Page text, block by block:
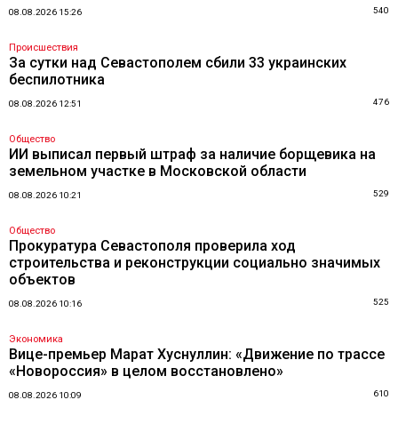
08.08.2026 15:26 540
Происшествия
За сутки над Севастополем сбили 33 украинских
беспилотника
08.08.2026 12:51 476
Общество
ИИ выписал первый штраф за наличие борщевика на
земельном участке в Московской области
08.08.2026 10:21 529
Общество
Прокуратура Севастополя проверила ход
строительства и реконструкции социально значимых
объектов
08.08.2026 10:16 525
Экономика
Вице-премьер Марат Хуснуллин: «Движение по трассе
«Новороссия» в целом восстановлено»
08.08.2026 10:09 610